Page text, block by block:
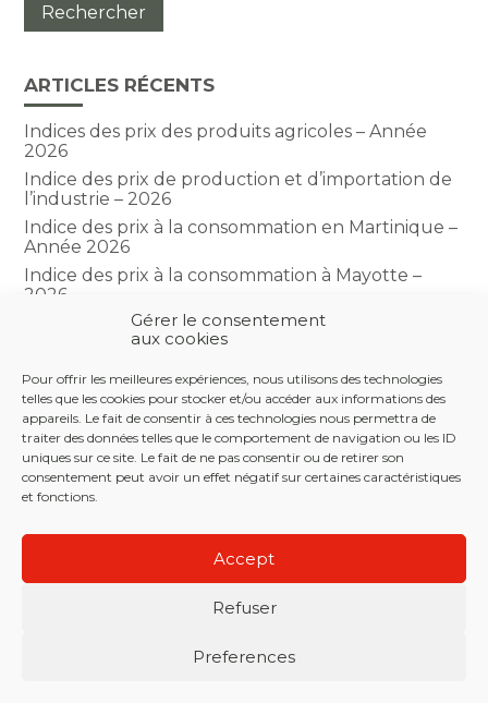
Gérer le consentement
aux cookies
Pour offrir les meilleures expériences, nous utilisons des technologies
telles que les cookies pour stocker et/ou accéder aux informations des
appareils. Le fait de consentir à ces technologies nous permettra de
traiter des données telles que le comportement de navigation ou les ID
uniques sur ce site. Le fait de ne pas consentir ou de retirer son
consentement peut avoir un effet négatif sur certaines caractéristiques
et fonctions.
Accept
Refuser
Preferences
ARTICLES RÉCENTS
Indices des prix des produits agricoles – Année
2026
Indice des prix de production et d’importation de
l’industrie – 2026
Indice des prix à la consommation en Martinique –
Année 2026
Indice des prix à la consommation à Mayotte –
2026
Indice du climat des affaires dans le BTP – Année
COMMENTAIRES RÉCENTS
Footer
LE CABINET NOS SERVICES
NOS OUTILS
RECRUTEMENT